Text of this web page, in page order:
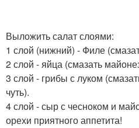
Выложить салат слоями:
1 слой (нижний) - Филе
2 слой - яйца (смазать
3 слой - грибы с луком
чуть).
4 слой - сыр с чесноком и
орехи приятного аппетита!